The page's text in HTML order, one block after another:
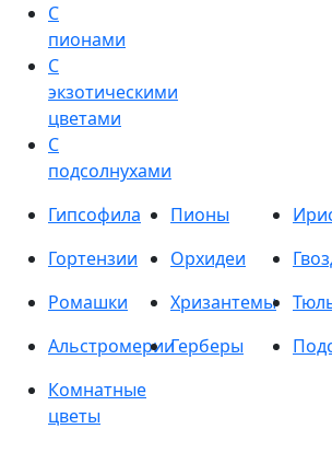
С
пионами
С
экзотическими
цветами
С
подсолнухами
Гипсофила
Пионы
Гортензии
Орхидеи
Ромашки
Хризантемы
АльстромерииГерберы
Комнатные
цветы